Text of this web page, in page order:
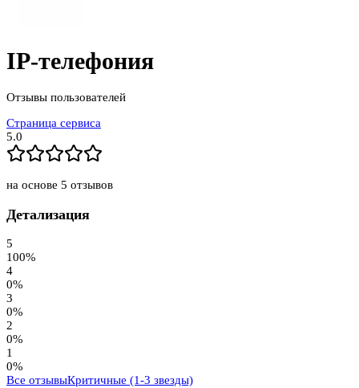
IP-телефония
Отзывы пользователей
Страница сервиса
5.0
на основе 5 отзывов
Детализация
5
100%
4
0%
3
0%
2
0%
1
0%
Все отзывыКритичные (1-3 звезды)